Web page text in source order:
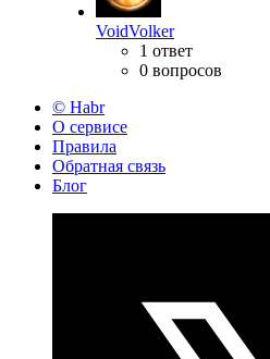
VoidVolker
1 ответ
0 вопросов
© Habr
О сервисе
Правила
Обратная связь
Блог